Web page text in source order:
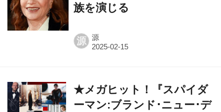
族を演じる
源 源
★メガヒット！『スパイダ
ーマン:ブランド･ニュー･デ